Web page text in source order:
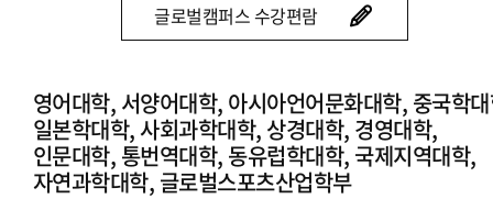
글로벌캠퍼스 수강편람
영어대학, 서양어대학, 아시아언어문화대학, 중국학
일본학대학, 사회과학대학, 상경대학, 경영대학,
인문대학, 통번역대학, 동유럽학대학, 국제지역대학,
자연과학대학, 글로벌스포츠산업학부